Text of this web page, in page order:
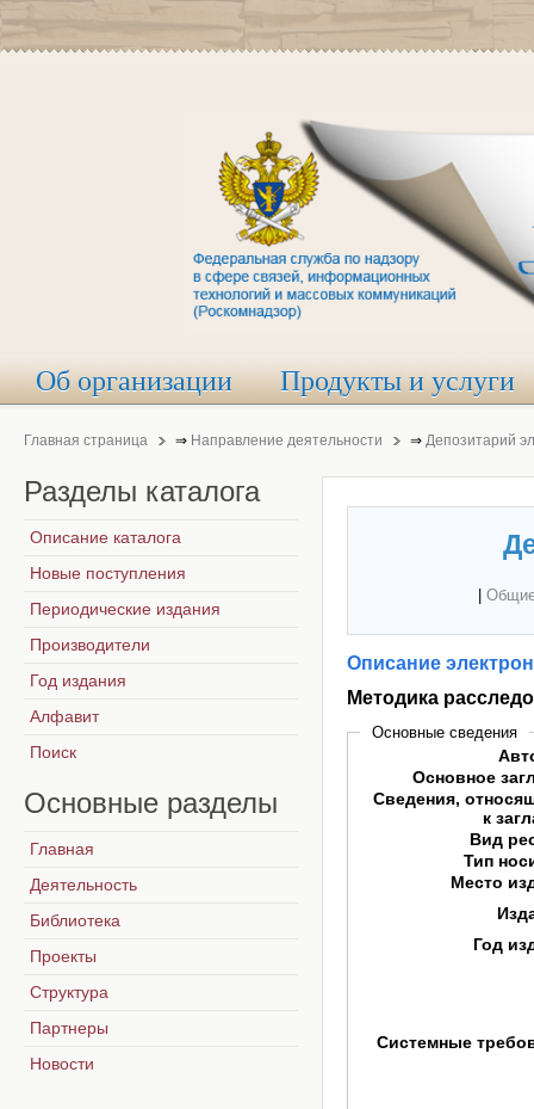
Об организации Продукты и услуги
Главная страница ⇒ Направление деятельности ⇒ Депозитарий
Описание
Методика
Основные сведения
Основное
Сведения,
к
Вид
Тип
Место
Год
Системные
Разделы каталога
Описание каталога
Новые поступления
Периодические издания
Производители
Год издания
Алфавит
Поиск
Основные разделы
Главная
Деятельность
Библиотека
Проекты
Структура
Партнеры
Новости